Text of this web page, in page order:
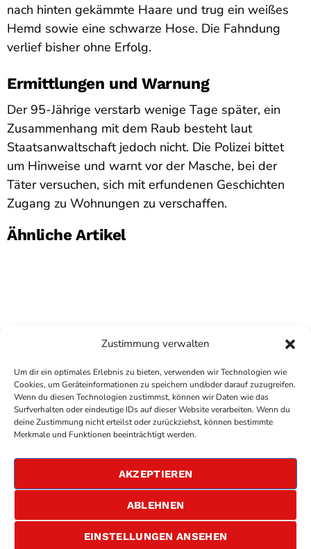
Zustimmung verwalten
Um dir ein optimales Erlebnis zu bieten, verwenden wir Technologien wie
Cookies, um Geräteinformationen zu speichern und/oder darauf zuzugreifen.
Wenn du diesen Technologien zustimmst, können wir Daten wie das
Surfverhalten oder eindeutige IDs auf dieser Website verarbeiten. Wenn du
deine Zustimmung nicht erteilst oder zurückziehst, können bestimmte
Merkmale und Funktionen beeinträchtigt werden.
AKZEPTIEREN
ABLEHNEN
EINSTELLUNGEN ANSEHEN
nach hinten gekämmte Haare und trug ein weißes
Hemd sowie eine schwarze Hose. Die Fahndung
verlief bisher ohne Erfolg.
Ermittlungen und Warnung
Der 95-Jährige verstarb wenige Tage später, ein
Zusammenhang mit dem Raub besteht laut
Staatsanwaltschaft jedoch nicht. Die Polizei bittet
um Hinweise und warnt vor der Masche, bei der
Täter versuchen, sich mit erfundenen Geschichten
Zugang zu Wohnungen zu verschaffen.
Ähnliche Artikel
COPYRIGHTANTENNE BAD KREUZNACH
DATENSCHUTZERKLÄRUNG
ALLGEMEINE GESCHÄFTSBEDINGUNGEN
GEWINNSPIELBEDINGUNGEN